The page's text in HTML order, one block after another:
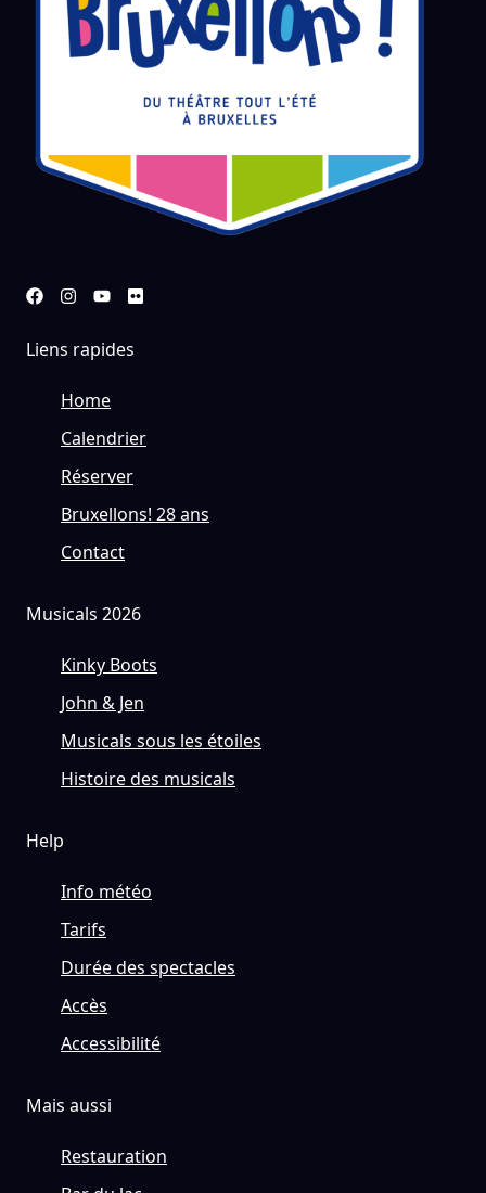
Liens rapides
Home
Calendrier
Réserver
Bruxellons! 28 ans
Contact
Musicals 2026
Kinky Boots
John & Jen
Musicals sous les étoiles
Histoire des musicals
Help
Info météo
Tarifs
Durée des spectacles
Accès
Accessibilité
Mais aussi
Restauration